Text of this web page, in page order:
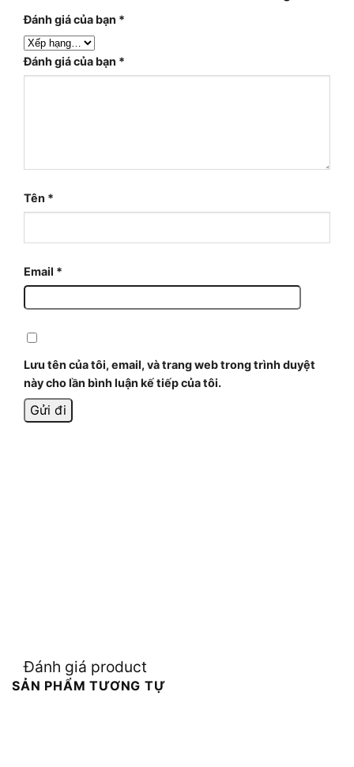
Đánh giá của bạn *
Đánh giá của bạn *
Tên *
Email *
Lưu tên của tôi, email, và trang web trong trình duyệt
này cho lần bình luận kế tiếp của tôi.
Đánh giá product
SẢN PHẨM TƯƠNG TỰ